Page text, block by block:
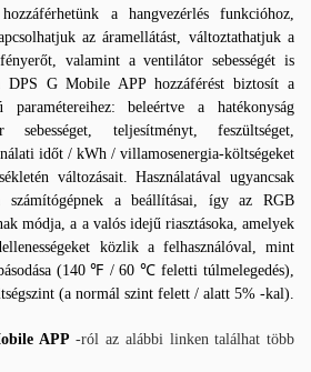
a hangvezérlés funkcióhoz,
az áramellátást, változtathatjuk a
valamint a ventilátor sebességét is
DPS G Mobile APP hozzáférést biztosít a
paramétereihez: beleértve a hatékonyság
teljesítményt, feszültséget,
időt / kWh / villamosenergia-költségeket
változásait. Használatával ugyancsak
számítógépnek a beállításai, így az RGB
módja, a a valós idejű riasztásoka, amelyek
közlik a felhasználóval, mint
(140 ℉ / 60 ℃ feletti túlmelegedés),
(a normál szint felett / alatt 5% -kal).
APP -ról az alábbi linken találhat több